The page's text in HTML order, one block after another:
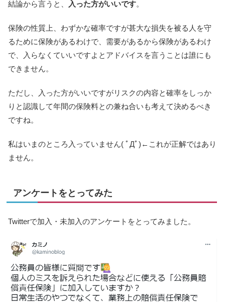
結論から言うと、 入った方がいいです。
保険の性質上、わずかな確率ですが甚大な損失を被る人を守
るために保険があるわけで、需要があるから保険があるわけ
で、入らなくていいですよとアドバイスを言うことは誰にも
できません。
ただし、入った方がいいですがリスクの内容と確率をしっか
りと認識して年間の保険料との兼ね合いも考えて決めるべき
ですね。
私はいまのところ入っていません( ﾟДﾟ)←これが正解ではあり
ません。
アンケートをとってみた
Twitterで加入・未加入のアンケートをとってみました。